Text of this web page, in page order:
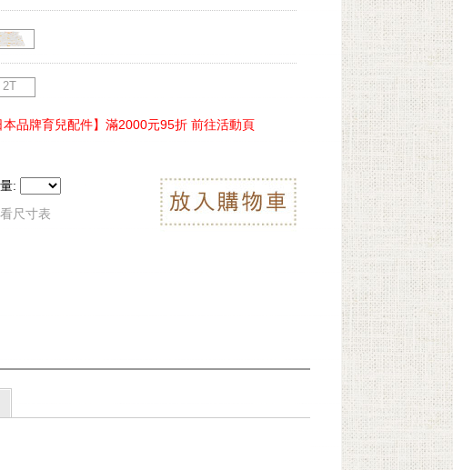
2T
本品牌育兒配件】滿2000元95折 前往活動頁
:
尺寸表